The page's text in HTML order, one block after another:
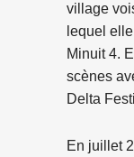
village
lequel
Minuit 4.
scènes
Delta
En juillet